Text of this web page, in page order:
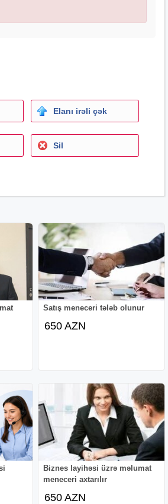
Elanı irəli çək
Sil
Satış meneceri tələb olunur
650 AZN
Biznes layihəsi üzrə məlumat
meneceri axtarılır
650 AZN